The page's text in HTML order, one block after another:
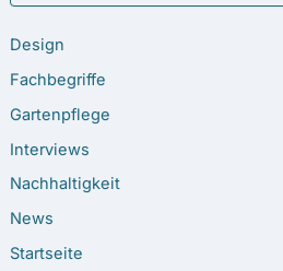
Design
Fachbegriffe
Gartenpflege
Interviews
Nachhaltigkeit
News
Startseite